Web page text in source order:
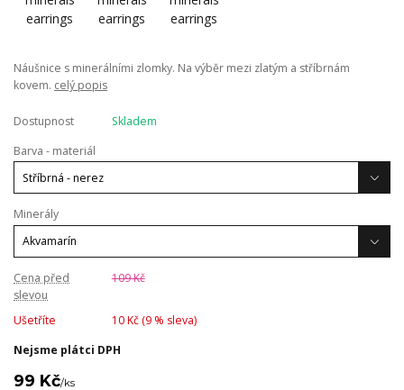
Náušnice s minerálními zlomky. Na výběr mezi zlatým a stříbrnám
kovem. celý popis
Dostupnost
Skladem
Barva - materiál
Minerály
Cena před
slevou
109 Kč
Ušetříte 10 Kč (9% sleva)
Nejsme plátci DPH
99 Kč/ks